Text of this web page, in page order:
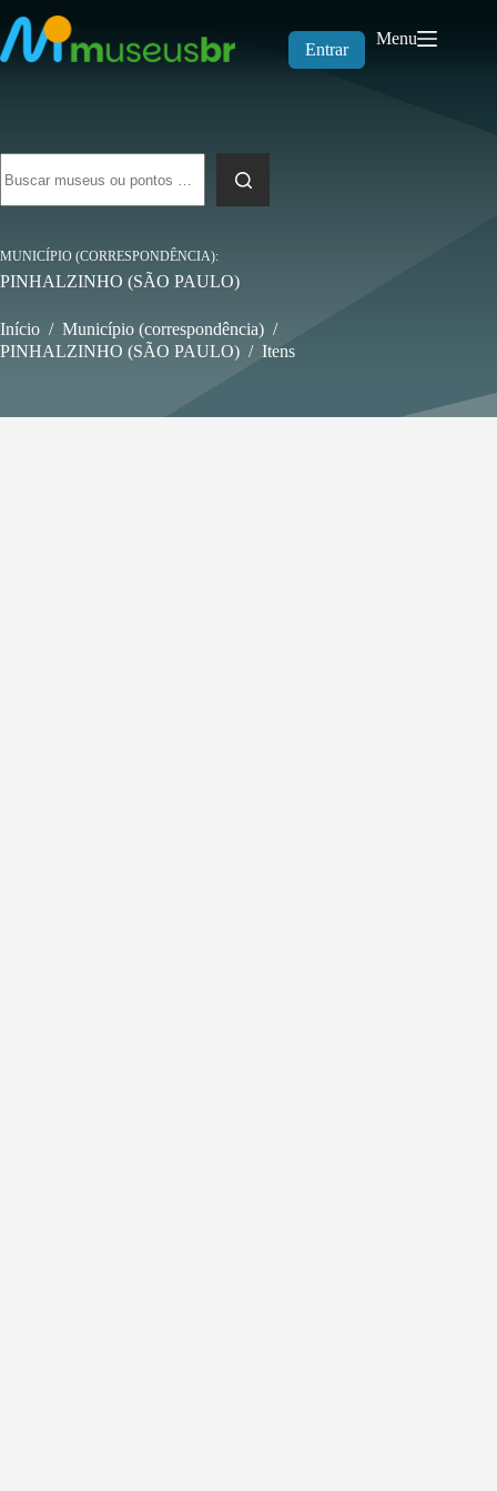
para
o
conteúdo
Entrar
Menu
resultados
MUNICÍPIO (CORRESPONDÊNCIA)
PINHALZINHO (SÃO PAULO)
Início / Município (correspondência) /
PINHALZINHO (SÃO PAULO) / Itens